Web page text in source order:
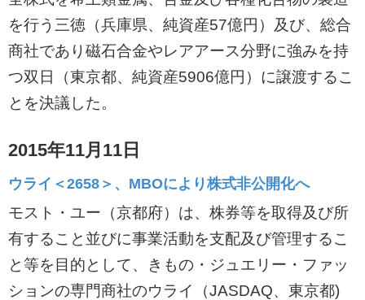
を行う三徳（兵庫県、純資産57億円）及び、総合
商社であり磁石合金やレアアース分野に強みを持
つ双日（東京都、純資産5906億円）に譲渡するこ
とを決議した。
2015年11月11日
ウライ＜2658＞、MBOにより株式非公開化へ
モスト・ユー（京都府）は、株券等を取得及び所
有すること並びに事業活動を支配及び管理するこ
と等を目的として、きもの・ジュエリー・ファッ
ションの専門商社のウライ（JASDAQ、東京都)